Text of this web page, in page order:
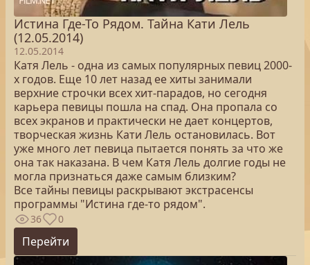
Истина Где-То Рядом. Тайна Кати Лель
(12.05.2014)
12.05.2014
Катя Лель - одна из самых популярных певиц 2000-
х годов. Еще 10 лет назад ее хиты занимали
верхние строчки всех хит-парадов, но сегодня
карьера певицы пошла на спад. Она пропала со
всех экранов и практически не дает концертов,
творческая жизнь Кати Лель остановилась. Вот
уже много лет певица пытается понять за что же
она так наказана. В чем Катя Лель долгие годы не
могла признаться даже самым близким?
Все тайны певицы раскрывают экстрасенсы
программы "Истина где-то рядом".
36 0
Перейти